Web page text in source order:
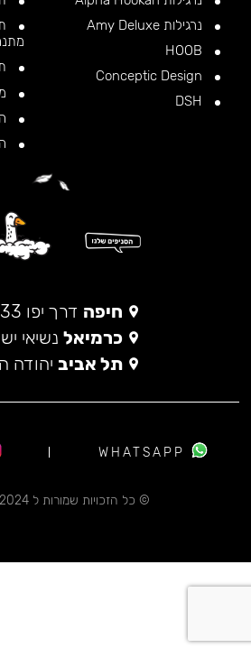
נרגילות Amy Deluxe
חיפה דרך יפו 33
כרמיאל נשיאי
תל אביב יהודה
© כל הזכויות שמורות ל 2024 GOOSTO
WHATSAPP